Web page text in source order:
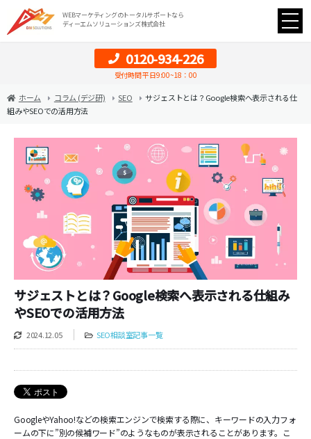
WEBマーケティングのトータルサポートなら
ディーエムソリューションズ株式会社
0120-934-226
受付時間 平日9:00~18：00
ホーム コラム (デジ研) SEO
サジェストとは？Google検索へ表示される仕
組みやSEOでの活用方法
サジェストとは？Google検索へ表示される仕組み
やSEOでの活用方法
2024.12.05 SEO相談室記事一覧
GoogleやYahoo!などの検索エンジンで検索する際に、キーワードの入力フォ
ームの下に”別の候補ワード”のようなものが表示されることがあります。こ